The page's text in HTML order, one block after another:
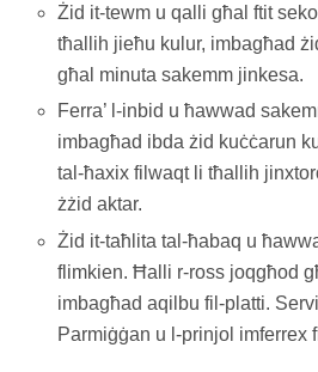
Żid it-tewm u qalli għal ftit
tħallih jieħu kulur, imbagħad
għal minuta sakemm jinkesa.
Ferra’ l-inbid u ħawwad
imbagħad ibda żid kuċċarun
tal-ħaxix filwaqt li tħallih
żżid aktar.
Żid it-taħlita tal-ħabaq u
flimkien. Ħalli r-ross joqgħod
imbagħad aqilbu fil-platti.
Parmiġġan u l-prinjol imferrex